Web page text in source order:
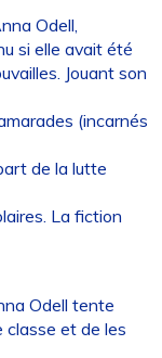
Odell,
si elle avait été
Jouant son
(incarnés
de la lutte
La fiction
Odell tente
classe et de les